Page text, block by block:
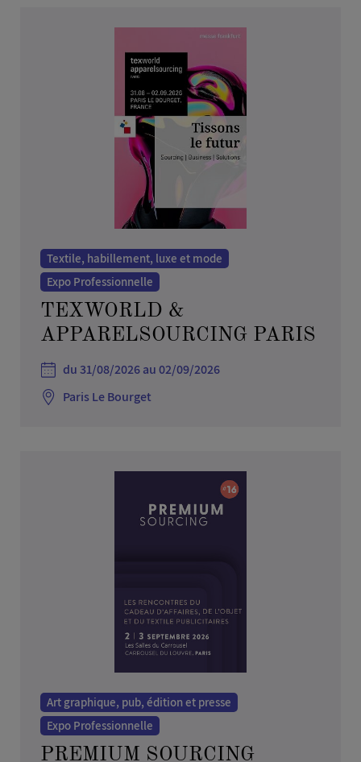
Textile, habillement, luxe et mode
Expo Professionnelle
TEXWORLD &
APPARELSOURCING PARIS
du 31/08/2026 au 02/09/2026
Paris Le Bourget
Art graphique, pub, édition et presse
Expo Professionnelle
PREMIUM SOURCING